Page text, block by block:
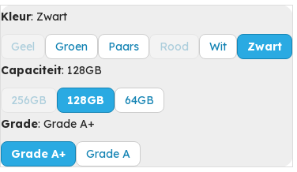
prijs
was:
€ 379,00.
is:
€ 309,00.
Kleur: Zwart
Geel Groen Paars Rood Wit
Zwart
Capaciteit: 128GB
256GB 128GB
64GB
Grade: Grade A+
Grade A+ Grade A